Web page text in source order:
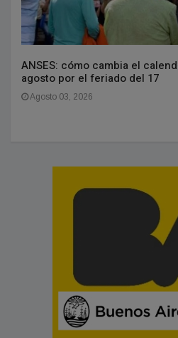
ANSES: cómo cambia el
agosto por el feriado del 17
Agosto 03, 2026